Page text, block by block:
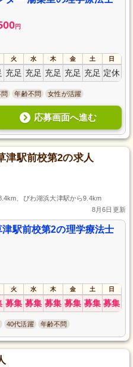
円
火 水 木 金 土 日
充足 充足 充足 充足 充足 定休
年齢不問 女性が活躍
応募画面へ進む
津駅前校第2の求人
、びわ湖浜大津駅から9.4km
8月6日更新
駅前校第2の理学療法士
火 水 木 金 土 日
募集 募集 募集 募集 募集 募集
40代活躍 年齢不問